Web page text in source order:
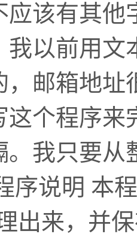
应该有其
我以前用文
，邮箱地
这个程序
。我只要
序说明 本
出来，并